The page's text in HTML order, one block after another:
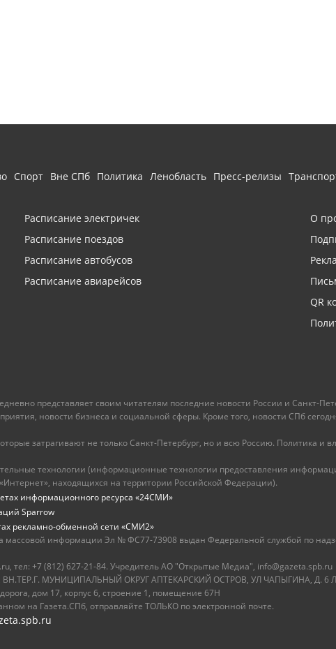
Спорт Вне СПб Политика Ленобласть Пресс-релизы
Расписание электричек
Расписание поездов
Расписание автобусов
Расписание авиарейсов
О
QR
представляет своим читателям последние новости России и Санкт-
новости бизнеса и социальной сферы. Кроме того, новости СПб
затрагивают не только Санкт-Петербург, но и всю Россию. Политика и
технологии (информационные технологии предоставления
находящихся на территории Российской Федерации).
информационного ресурса «24СМИ»
Sparrow
рекламно-обменной сети «СМИ2»
массовой информации Эл № ФС77-73908 выдан Федеральной службой по
тел: +7 (812) 627-21-84. Учредитель АО "Открытые Медиа", info@gazeta.spb.ru
ВН.ТЕР.Г. МУНИЦИПАЛЬНЫЙ ОКРУГ АПТЕКАРСКИЙ ОСТРОВ, УЛ ЧАПЫГИНА, Д. 6
дом 17, корпус 6, строение 1, помещение 67Н
на Газета.СПб, отправляйте ТОЛЬКО по электронной почте.